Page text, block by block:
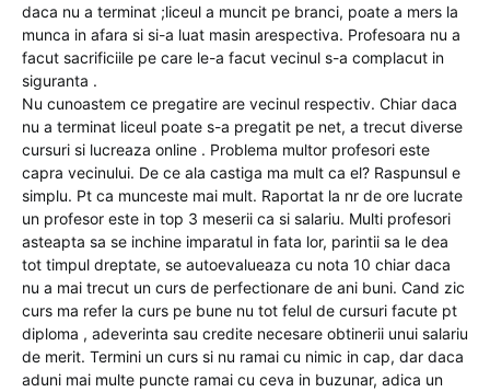
daca nu a terminat ;liceul a muncit pe branci, poate a mers la
munca in afara si si-a luat masin arespectiva. Profesoara nu a
facut sacrificiile pe care le-a facut vecinul s-a complacut in
siguranta .
Nu cunoastem ce pregatire are vecinul respectiv. Chiar daca
nu a terminat liceul poate s-a pregatit pe net, a trecut diverse
cursuri si lucreaza online . Problema multor profesori este
capra vecinului. De ce ala castiga ma mult ca el? Raspunsul e
simplu. Pt ca munceste mai mult. Raportat la nr de ore lucrate
un profesor este in top 3 meserii ca si salariu. Multi profesori
asteapta sa se inchine imparatul in fata lor, parintii sa le dea
tot timpul dreptate, se autoevalueaza cu nota 10 chiar daca
nu a mai trecut un curs de perfectionare de ani buni. Cand zic
curs ma refer la curs pe bune nu tot felul de cursuri facute pt
diploma , adeverinta sau credite necesare obtinerii unui salariu
de merit. Termini un curs si nu ramai cu nimic in cap, dar daca
aduni mai multe puncte ramai cu ceva in buzunar, adica un